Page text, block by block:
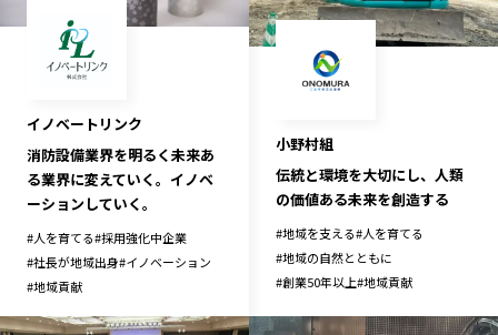
イノベートリンク
消防設備業界を明るく未来あ
る業界に変えていく。イノベ
ーションしていく。
#人を育てる#採用強化中企業
#社長が地域出身#イノベーション
#地域貢献
小野村組
伝統と環境を大切にし、人類
の価値ある未来を創造する
#地域を支える#人を育てる
#地域の自然とともに
#創業50年以上#地域貢献